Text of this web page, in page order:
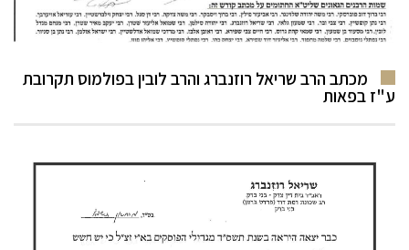
מכתב הרב שריאל רוזנברג והרב לובין בפולמוס תקרובת
ע"ז בפאות